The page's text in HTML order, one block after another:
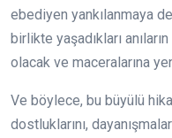
ebediyen yankılanmaya
birlikte yaşadıkları
olacak ve maceralarına
Ve böylece, bu büyülü
dostluklarını,